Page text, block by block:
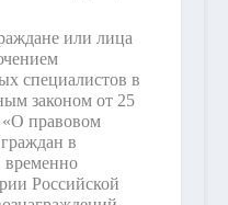
или лица
специалистов в
законом от 25
правовом
в
временно
Российской